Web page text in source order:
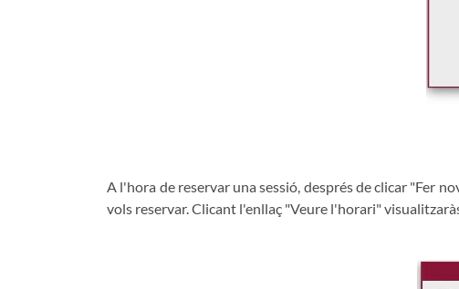
A l'hora de reservar una sessió, després de clicar "Fer
vols reservar. Clicant l'enllaç "Veure l'horari"